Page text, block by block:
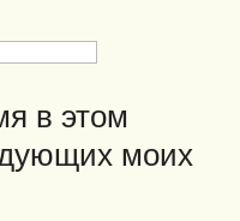
в этом
моих